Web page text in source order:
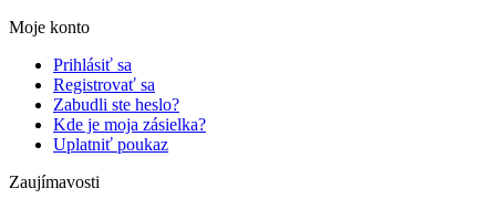
Moje konto
Prihlásiť sa
Registrovať sa
Zabudli ste heslo?
Kde je moja zásielka?
Uplatniť poukaz
Zaujímavosti